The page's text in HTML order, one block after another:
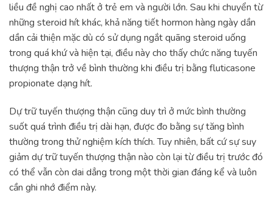
liều đề nghị cao nhất ở trẻ em và người lớn. Sau khi chuyển từ
những steroid hít khác, khả năng tiết hormon hàng ngày dần
dần cải thiện mặc dù có sử dụng ngắt quãng steroid uống
trong quá khứ và hiện tại, điều này cho thấy chức năng tuyến
thượng thận trở về bình thường khi điều trị bằng fluticasone
propionate dạng hít.
Dự trữ tuyến thượng thận cũng duy trì ở mức bình thường
suốt quá trình điều trị dài hạn, được đo bằng sự tăng bình
thường trong thử nghiệm kích thích. Tuy nhiên, bất cứ sự suy
giảm dự trữ tuyến thượng thận nào còn lại từ điều trị trước đó
có thể vẫn còn dai dẳng trong một thời gian đáng kể và luôn
cần ghi nhớ điểm này.